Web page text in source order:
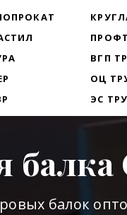
ВГП
ОЦ
ЭС
балок